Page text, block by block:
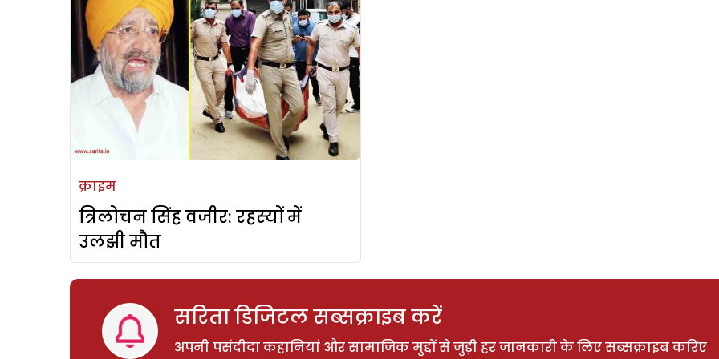
क्राइम
त्रिलोचन सिंह वजीर: रहस्यों में
उलझी मौत
सरिता डिजिटल सब्सक्राइब करें
अपनी पसंदीदा कहानियां और सामाजिक मुद्दों से जुड़ी हर जानकारी के लिए सब्सक्राइब करिए